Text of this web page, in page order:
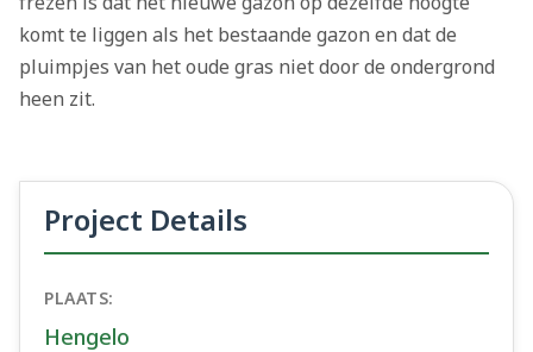
komt te liggen als het bestaande gazon en dat de
pluimpjes van het oude gras niet door de ondergrond
heen zit.
Project Details
PLAATS:
Hengelo